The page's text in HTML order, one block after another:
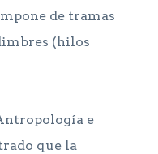
de tramas
(hilos
e
que la